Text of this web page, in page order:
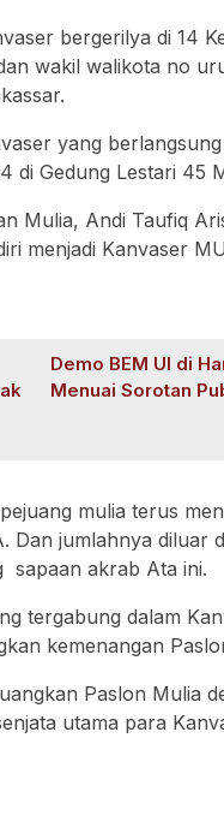
bergerilya di 14
wakil walikota no
yang berlangsung
di Gedung Lestari 45
Mulia, Andi Taufiq
menjadi Kanvaser
Demo BEM UI di
Menuai Sorotan
mulia terus
Dan jumlahnya diluar
sapaan akrab Ata ini.
tergabung dalam
kemenangan
Paslon Mulia
utama para